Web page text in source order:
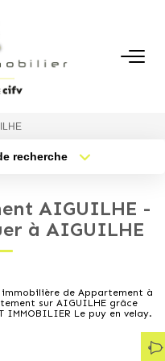
recherche
Nb pièces min.
AIGUILHE -
à AIGUILHE
de Appartement à
sur AIGUILHE grâce
IMMOBILIER Le puy en velay.